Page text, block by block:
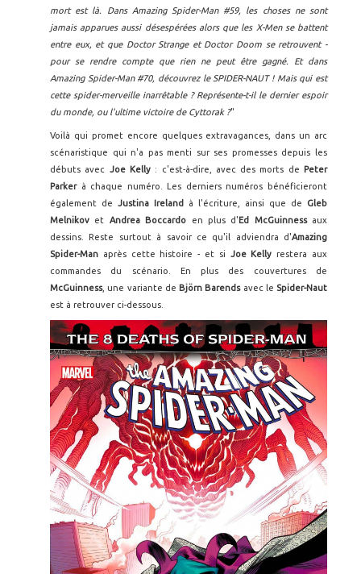
mort est là. Dans Amazing Spider-Man #59, les choses ne sont
jamais apparues aussi désespérées alors que les X-Men se battent
entre eux, et que Doctor Strange et Doctor Doom se retrouvent -
pour se rendre compte que rien ne peut être gagné. Et dans
Amazing Spider-Man #70, découvrez le SPIDER-NAUT ! Mais qui est
cette spider-merveille inarrêtable ? Représente-t-il le dernier espoir
du monde, ou l'ultime victoire de Cyttorak ?"
Voilà qui promet encore quelques extravagances, dans un arc
scénaristique qui n'a pas menti sur ses promesses depuis les
débuts avec Joe Kelly : c'est-à-dire, avec des morts de
Peter
Parker à chaque numéro. Les derniers numéros bénéficieront
également de Justina Ireland à l'écriture, ainsi que de Gleb
Melnikov et Andrea Boccardo en plus d' Ed McGuinness aux
dessins. Reste surtout à savoir ce qu'il adviendra d'Amazing
Spider-Man après cette histoire - et si Joe Kellyrestera aux
commandes du scénario. En plus des couvertures de
McGuinness, une variante de Björn Barends avec le Spider-Naut
est à retrouver ci-dessous.